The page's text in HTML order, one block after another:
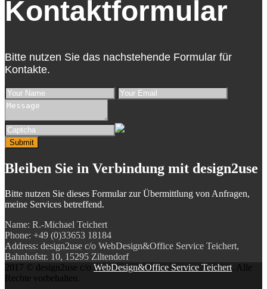
Kontaktformular
Bitte nutzen Sie das nachstehende Formular für
Kontakte.
Submit
Bleiben Sie in Verbindung mit design2use
Bitte nutzen Sie dieses Formular zur Übermittlung von Anfragen,
meine Services betreffend.
Name: R.-Michael Teichert
Phone: +49 (0)33653 18184
Address: design2use c/o WebDesign&Office Service Teichert,
Bahnhofstr. 10, 15295 Ziltendorf
2017 © design2use c/o WebDesign&Office Service Teichert . Alle
Rechte vorbehalten.